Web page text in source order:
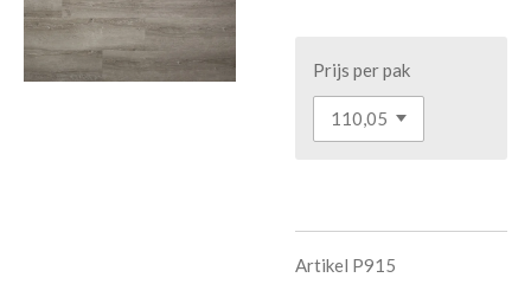
Prijs per pak
Artikel P915